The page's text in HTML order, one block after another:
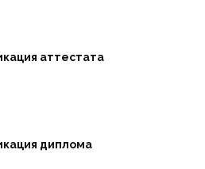
аттестата
диплома